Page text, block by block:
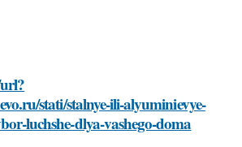
stati/stalnye-ili-alyuminievye-
luchshe-dlya-vashego-doma